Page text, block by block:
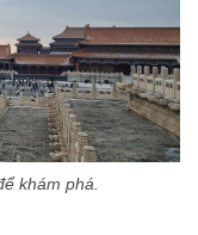
khám phá.